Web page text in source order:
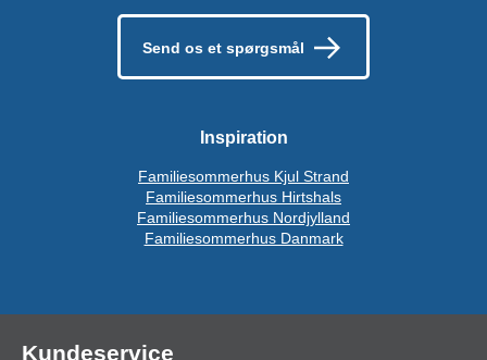
Send os et spørgsmål
Inspiration
Familiesommerhus Kjul Strand
Familiesommerhus Hirtshals
Familiesommerhus Nordjylland
Familiesommerhus Danmark
Kundeservice